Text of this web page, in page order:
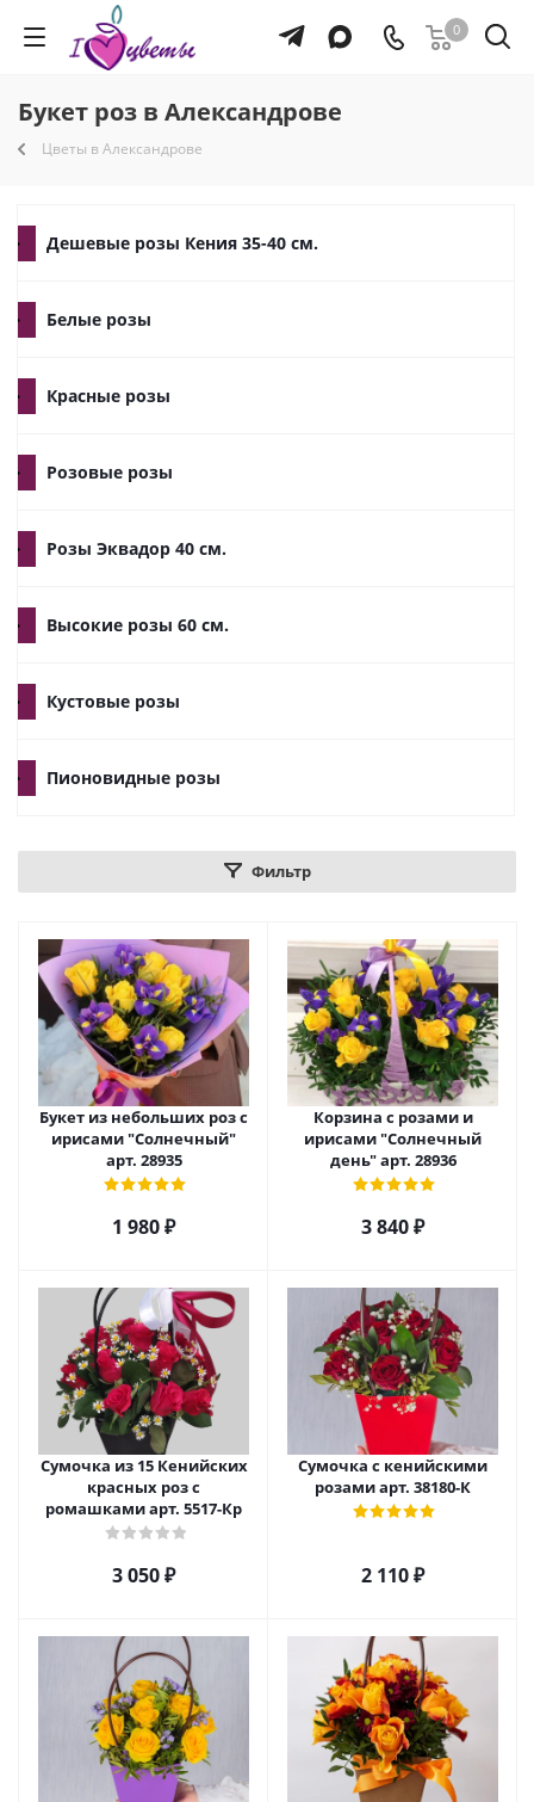
0
Букет роз в Александрове
Цветы в Александрове
Дешевые розы Кения 35-40 см.
Белые розы
Красные розы
Розовые розы
Розы Эквадор 40 см.
Высокие розы 60 см.
Кустовые розы
Пионовидные розы
Фильтр
Букет из небольших роз с
ирисами "Солнечный"
арт. 28935
1 980₽
Корзина с розами и
ирисами "Солнечный
день" арт. 28936
3 840₽
Сумочка из 15 Кенийских
красных роз с
ромашками арт. 5517-Кр
3 050₽
Сумочка с кенийскими
розами арт. 38180-К
2 110₽